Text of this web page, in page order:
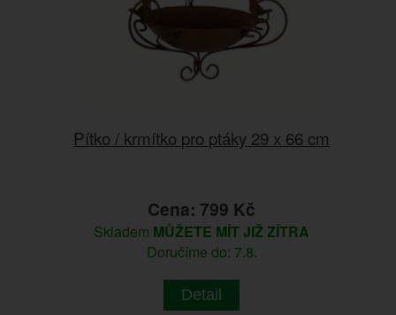
Pítko / krmítko pro ptáky 29 x 66 cm
Cena: 799 Kč
Skladem MŮŽETE MÍT JIŽ ZÍTRA
Doručíme do: 7.8.
Detail